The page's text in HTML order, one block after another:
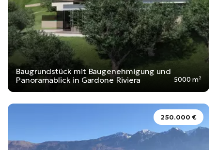
Baugrundstück mit Baugenehmigung und
Panoramablick in Gardone Riviera
5000 m²
250.000 €